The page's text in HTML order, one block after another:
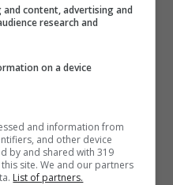
presso l’Università di
per tumori
degenerative
di tecniche
mini-
content, advertising and
research and
on a device
and information from
and other device
by and shared with 319
site. We and our partners
List of partners.